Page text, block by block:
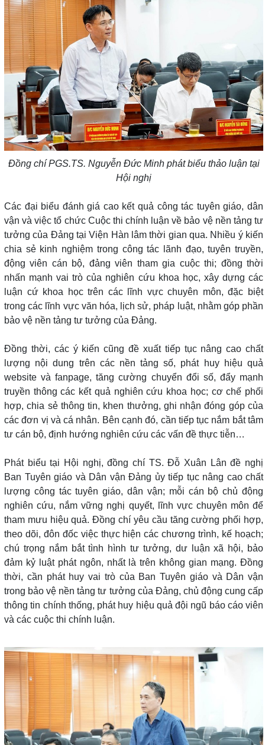
Đồng chí PGS.TS. Nguyễn Đức Minh phát biểu thảo luận tại
Hội nghị
Các đại biểu đánh giá cao kết quả công tác tuyên giáo, dân
vận và việc tổ chức Cuộc thi chính luận về bảo vệ nền tảng tư
tưởng của Đảng tại Viện Hàn lâm thời gian qua. Nhiều ý kiến
chia sẻ kinh nghiệm trong công tác lãnh đạo, tuyên truyền,
động viên cán bộ, đảng viên tham gia cuộc thi; đồng thời
nhấn mạnh vai trò của nghiên cứu khoa học, xây dựng các
luận cứ khoa học trên các lĩnh vực chuyên môn, đặc biệt
trong các lĩnh vực văn hóa, lịch sử, pháp luật, nhằm góp phần
bảo vệ nền tảng tư tưởng của Đảng.
Đồng thời, các ý kiến cũng đề xuất tiếp tục nâng cao chất
lượng nội dung trên các nền tảng số, phát huy hiệu quả
website và fanpage, tăng cường chuyển đổi số, đẩy mạnh
truyền thông các kết quả nghiên cứu khoa học; cơ chế phối
hợp, chia sẻ thông tin, khen thưởng, ghi nhận đóng góp của
các đơn vị và cá nhân. Bên cạnh đó, cần tiếp tục nắm bắt tâm
tư cán bộ, định hướng nghiên cứu các vấn đề thực tiễn…
Phát biểu tại Hội nghị, đồng chí TS. Đỗ Xuân Lân đề nghị
Ban Tuyên giáo và Dân vận Đảng ủy tiếp tục nâng cao chất
lượng công tác tuyên giáo, dân vận; mỗi cán bộ chủ động
nghiên cứu, nắm vững nghị quyết, lĩnh vực chuyên môn để
tham mưu hiệu quả. Đồng chí yêu cầu tăng cường phối hợp,
theo dõi, đôn đốc việc thực hiện các chương trình, kế hoạch;
chú trọng nắm bắt tình hình tư tưởng, dư luận xã hội, bảo
đảm kỷ luật phát ngôn, nhất là trên không gian mạng. Đồng
thời, cần phát huy vai trò của Ban Tuyên giáo và Dân vận
trong bảo vệ nền tảng tư tưởng của Đảng, chủ động cung cấp
thông tin chính thống, phát huy hiệu quả đội ngũ báo cáo viên
và các cuộc thi chính luận.